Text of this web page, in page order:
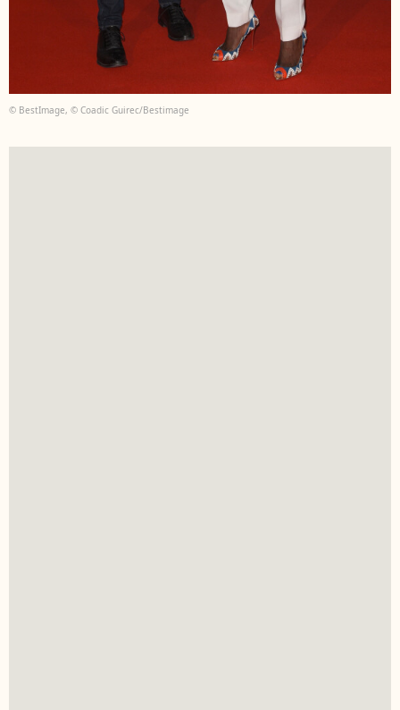
© BestImage, © Coadic Guirec/Bestimage